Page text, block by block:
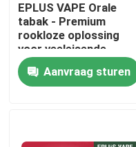
Producten
EPLUS VAPE Orale
tabak - Premium
rookloze oplossing
voor veeleisende
professionals
Aanvraag sturen